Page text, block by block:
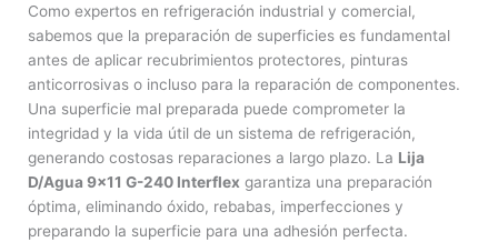
Como expertos en refrigeración industrial y comercial,
sabemos que la preparación de superficies es fundamental
antes de aplicar recubrimientos protectores, pinturas
anticorrosivas o incluso para la reparación de componentes.
Una superficie mal preparada puede comprometer la
integridad y la vida útil de un sistema de refrigeración,
generando costosas reparaciones a largo plazo. La Lija
D/Agua 9×11 G-240 Interflex garantiza una preparación
óptima, eliminando óxido, rebabas, imperfecciones y
preparando la superficie para una adhesión perfecta.